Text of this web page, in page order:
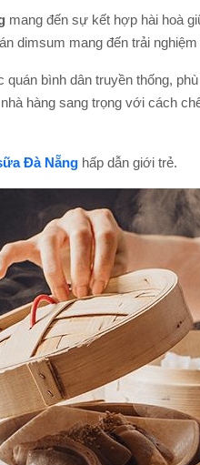
mang đến sự kết hợp hài hoà
dimsum mang đến trải
quán bình dân truyền thống,
hàng sang trọng với cách
Đà Nẵng hấp dẫn giới trẻ.